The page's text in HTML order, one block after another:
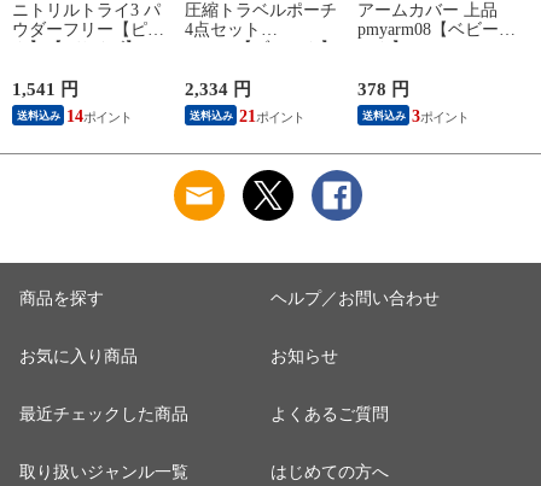
ニトリルトライ3 パ
ウダーフリー【ピン
1,541 円
送料込み 14
圧縮トラベルポーチ
4点セット
2,334 円
送料込み 21
アームカバー 上品
pmyarm08【ベビーピ
378 円
送料込み 3
商品を探す
お気に入り商品
最近チェックした商品
取り扱いジャンル一覧
ヘルプ／お問い合わせ
お知らせ
よくあるご質問
はじめての方へ